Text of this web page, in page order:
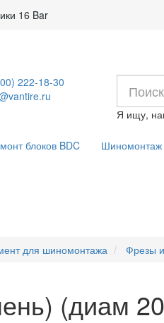
16 Bar
222-18-30
Я ищу,
блоков BDC Шиномонтаж
для шиномонтажа Фрезы
(диам